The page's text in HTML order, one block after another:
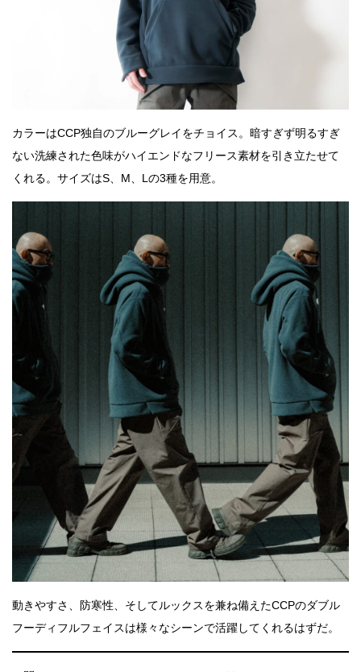
カラーはCCP独自のブルーグレイをチョイス。暗すぎず明るすぎ
ない洗練された色味がハイエンドなフリース素材を引き立たせて
くれる。サイズはS、M、Lの3種を用意。
動きやすさ、防寒性、そしてルックスを兼ね備えたCCPのダブル
フーディフルフェイスは様々なシーンで活躍してくれるはずだ。